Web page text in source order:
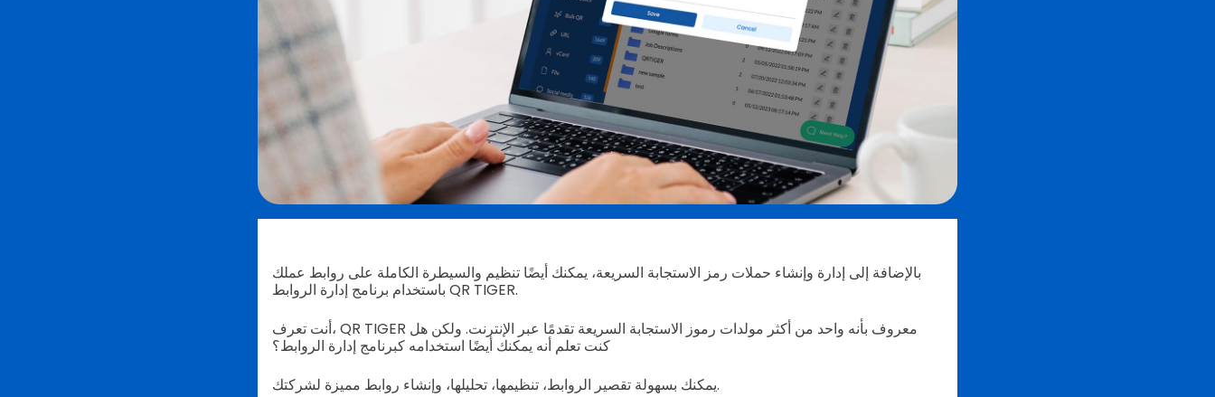
بالإضافة إلى إدارة وإنشاء حملات رمز الاستجابة السريعة، يمكنك أيضًا تنظيم والسيطرة الكاملة على روابط عملك
باستخدام برنامج إدارة الروابط QR TIGER.
أنت تعرف، QR TIGER معروف بأنه واحد من أكثر مولدات رموز الاستجابة السريعة تقدمًا عبر الإنترنت. ولكن هل
كنت تعلم أنه يمكنك أيضًا استخدامه كبرنامج إدارة الروابط؟
يمكنك بسهولة تقصير الروابط، تنظيمها، تحليلها، وإنشاء روابط مميزة لشركتك.